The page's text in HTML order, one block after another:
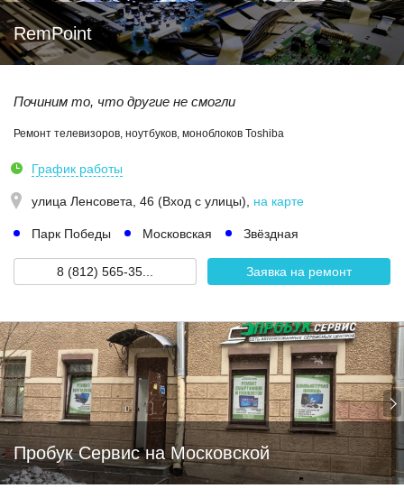
RemPoint
Починим то, что другие не смогли
Ремонт телевизоров, ноутбуков, моноблоков Toshiba
График работы
улица Ленсовета, 46 (Вход с улицы) на карте
Парк Победы Московская Звёздная
8 (812) 565-35... Заявка на ремонт
Пробук Сервис на Московской